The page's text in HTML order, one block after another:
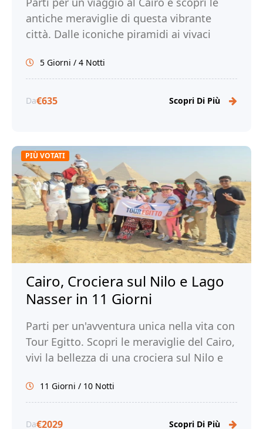
antiche meraviglie di questa vibrante
città. Dalle iconiche piramidi ai vivaci
cultura del Cairo. Prenota ora il tuo
viaggio al Cairo con Tour Egitto!
5 Giorni / 4 Notti
Da€635 Scopri Di Più
PIÙ VOTATI
Cairo, Crociera sul Nilo e Lago
Nasser in 11 Giorni
Parti per un'avventura unica nella vita con
Tour Egitto. Scopri le meraviglie del Cairo,
vivi la bellezza di una crociera sul Nilo e
storia e cultura dell'Egitto.
11 Giorni / 10 Notti
Da€2029 Scopri Di Più